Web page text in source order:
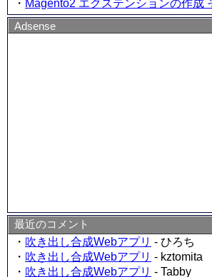
・ Magento2 エクステンションの作成
Adsense
最近のコメント
・ 吹き出し合成Webアプリ - ひろち
・ 吹き出し合成Webアプリ - kztomita
・ 吹き出し合成Webアプリ - Tabby